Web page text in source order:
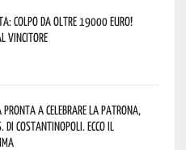
colpo da oltre 19000 Euro!
vincitore
pronta a celebrare la Patrona,
di Costantinopoli. Ecco il